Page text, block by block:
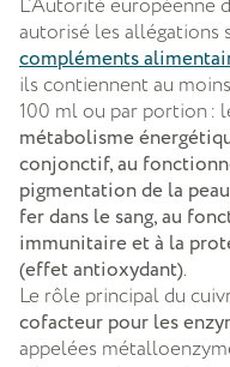
autorisé les allégations
compléments
ils contiennent au
100 ml ou par portion :
métabolisme
conjonctif, au
pigmentation de la
fer dans le sang, au
immunitaire et à la
(effet antioxydant).
Le rôle principal du
cofacteur pour les
appelées